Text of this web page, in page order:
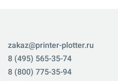
zakaz@printer-plotter.ru
8 (495) 565-35-74
8 (800) 775-35-94